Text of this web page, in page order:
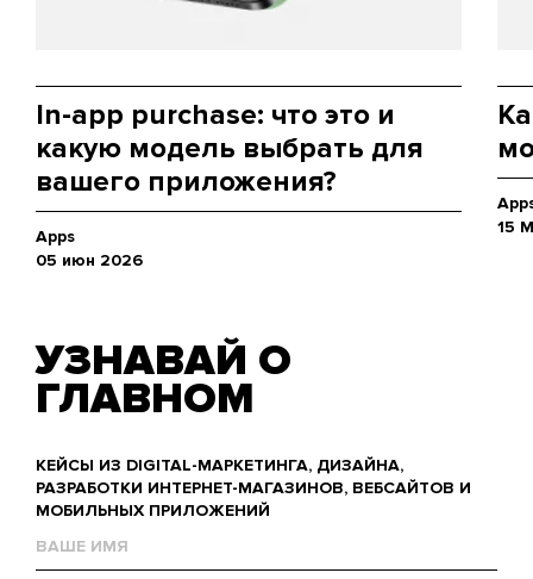
In-app purchase: что это и
какую модель выбрать для
вашего приложения?
Apps
05 июн 2026
15
УЗНАВАЙ О
ГЛАВНОМ
КЕЙСЫ ИЗ DIGITAL-МАРКЕТИНГА, ДИЗАЙНА,
РАЗРАБОТКИ ИНТЕРНЕТ-МАГАЗИНОВ, ВЕБСАЙТОВ И
МОБИЛЬНЫХ ПРИЛОЖЕНИЙ